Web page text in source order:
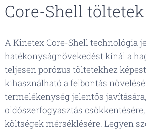
Core-Shell töltetek
A Kinetex Core-Shell technológia
hatékonyságnövekedést kínál a
teljesen porózus töltetekhez
kihasználható a felbontás
termelékenység jelentős
oldószerfogyasztás
költségek mérséklésére. Legyen